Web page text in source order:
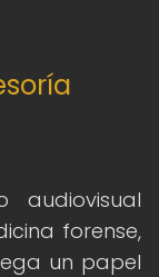
audiovisual
forense,
un papel